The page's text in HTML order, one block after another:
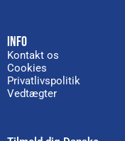
INFO
Kontakt os
Cookies
Privatlivspolitik
Vedtægter